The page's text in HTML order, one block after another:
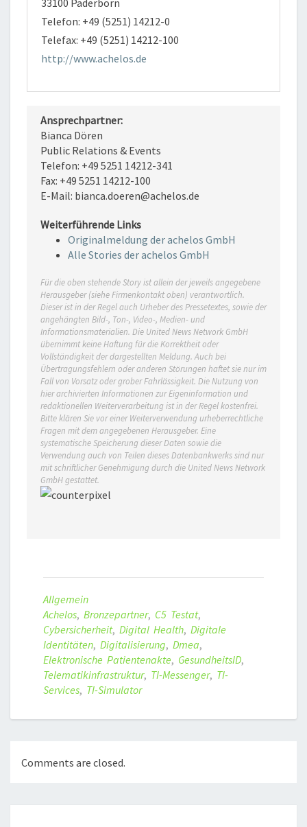
33100 Paderborn
Telefon: +49 (5251) 14212-0
Telefax: +49 (5251) 14212-100
http://www.achelos.de
Ansprechpartner:
Bianca Dören
Public Relations & Events
Telefon: +49 5251 14212-341
Fax: +49 5251 14212-100
E-Mail: bianca.doeren@achelos.de
Weiterführende Links
Originalmeldung der achelos GmbH
Alle Stories der achelos GmbH
Für die oben stehende Story ist allein der jeweils angegebene
Herausgeber (siehe Firmenkontakt oben) verantwortlich.
Dieser ist in der Regel auch Urheber des Pressetextes, sowie der
angehängten Bild-, Ton-, Video-, Medien- und
Informationsmaterialien. Die United News Network GmbH
übernimmt keine Haftung für die Korrektheit oder
Vollständigkeit der dargestellten Meldung. Auch bei
Übertragungsfehlern oder anderen Störungen haftet sie nur im
Fall von Vorsatz oder grober Fahrlässigkeit. Die Nutzung von
hier archivierten Informationen zur Eigeninformation und
redaktionellen Weiterverarbeitung ist in der Regel kostenfrei.
Bitte klären Sie vor einer Weiterverwendung urheberrechtliche
Fragen mit dem angegebenen Herausgeber. Eine
systematische Speicherung dieser Daten sowie die
Verwendung auch von Teilen dieses Datenbankwerks sind nur
mit schriftlicher Genehmigung durch die United News Network
GmbH gestattet.
Allgemein
Achelos, Bronzepartner, C5 Testat,
Cybersicherheit, Digital Health, Digitale
Identitäten, Digitalisierung, Dmea,
Elektronische Patientenakte, GesundheitsID,
Telematikinfrastruktur, TI-Messenger, TI-
Services, TI-Simulator
Comments are closed.